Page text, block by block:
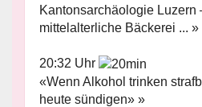
Kantonsarchäologie Luzern
mittelalterliche Bäckerei ... »
20:32 Uhr
«Wenn Alkohol trinken
heute sündigen» »